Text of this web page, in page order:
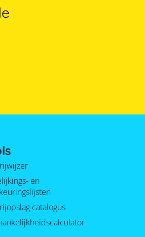
en
catalogus